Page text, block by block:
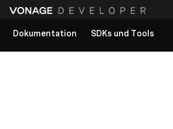
Dokumentation
SDKs und Tools